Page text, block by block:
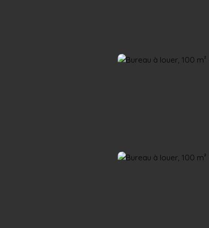
Confiez un local Trouver un